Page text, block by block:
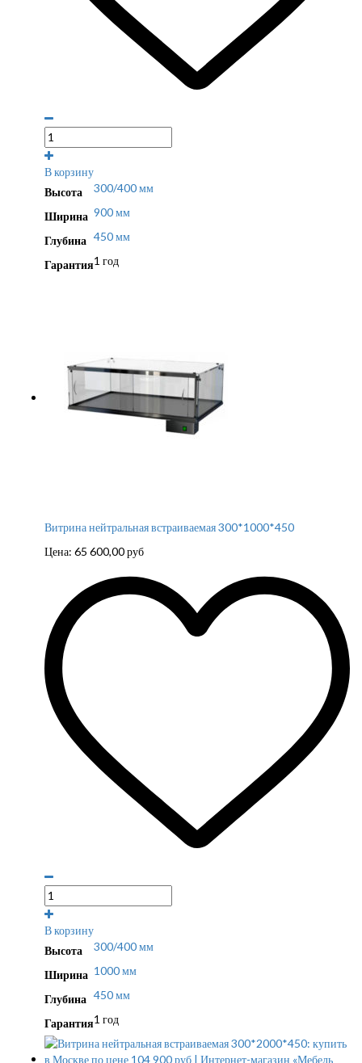
В корзину
Высота
300/400 мм
Ширина 900 мм
Глубина 450 мм
Гарантия1 год
Витрина нейтральная встраиваемая 300*1000*450
Цена: 65 600,00руб
В корзину
Высота
300/400 мм
Ширина 1000 мм
Глубина 450 мм
Гарантия1 год